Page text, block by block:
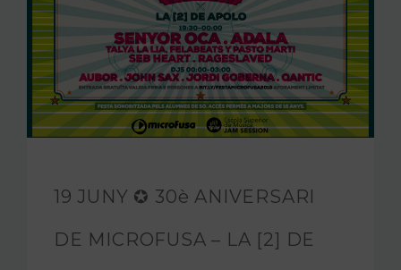
PROGRAMA D’ACCÉS AL SUPERIOR
CENTRE SUPERIOR
FUNDACIÓ JAM
CONTACTA’NS
19 JUNY ✪ 30è ANIVERSARI
DE MICROFUSA – LA [2] DE